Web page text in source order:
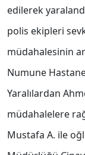
edilerek
polis ekipleri
müdahalesinin
Numune
Yaralılardan
müdahalelere
Mustafa A. ile